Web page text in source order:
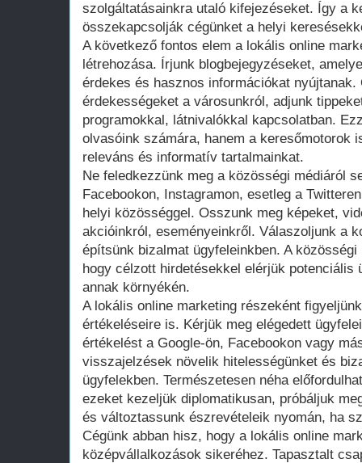
szolgáltatásainkra utaló kifejezéseket. Így a
összekapcsolják cégünket a helyi
A következő fontos elem a lokális online
létrehozása. Írjunk blogbejegyzéseket,
érdekes és hasznos információkat
érdekességeket a városunkról, adjunk
programokkal, látnivalókkal kapcsolatban.
olvasóink számára, hanem a keresőmotorok
releváns és informatív tartalmainkat.
Ne feledkezzünk meg a közösségi médiáról
Facebookon, Instagramon, esetleg a
helyi közösséggel. Osszunk meg képeket,
akcióinkról, eseményeinkről. Válaszoljunk a
építsünk bizalmat ügyfeleinkben. A
hogy célzott hirdetésekkel elérjük potenciális
annak környékén.
A lokális online marketing részeként
értékeléseire is. Kérjük meg elégedett
értékelést a Google-ön, Facebookon vagy
visszajelzések növelik hitelességünket és
ügyfelekben. Természetesen néha
ezeket kezeljük diplomatikusan, próbáljuk
és változtassunk észrevételeik nyomán, ha
Cégünk abban hisz, hogy a lokális online
középvállalkozások sikeréhez. Tapasztalt